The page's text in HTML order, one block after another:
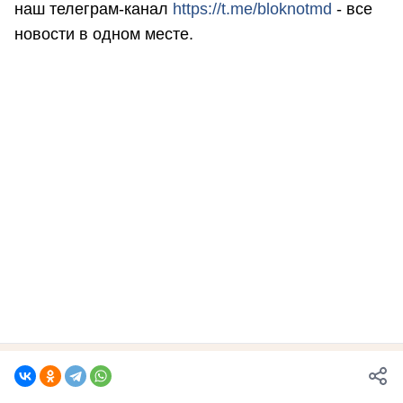
наш телеграм-канал https://t.me/bloknotmd - все
новости в одном месте.